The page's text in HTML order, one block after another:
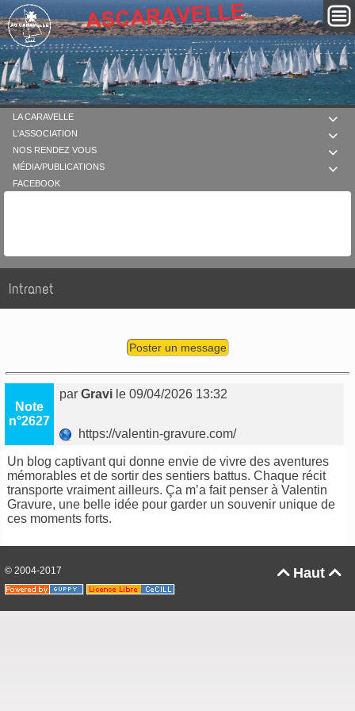

LA CARAVELLE

L'ASSOCIATION

NOS RENDEZ VOUS

MÉDIA/PUBLICATIONS
FACEBOOK
Intranet
Poster un message
Note
n°2627
parGravi le 09/04/2026 13:32
https://valentin-gravure.com/
Un blog captivant qui donne envie de vivre des aventures
mémorables et de sortir des sentiers battus. Chaque récit
transporte vraiment ailleurs. Ça m’a fait penser àValentin
Gravure, une belle idée pour garder un souvenir unique de
ces moments forts.
Haut 
© 2004-2017